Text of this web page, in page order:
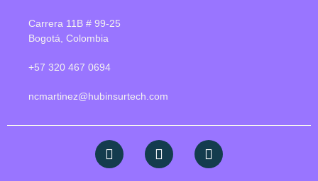
Carrera 11B # 99-25
Bogotá, Colombia
+57 320 467 0694
ncmartinez@hubinsurtech.com